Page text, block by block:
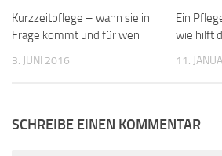
Kurzzeitpflege – wann sie in
Frage kommt und für wen
3. JUNI 2016
Ein
wie hilft
11.
SCHREIBE EINEN KOMMENTAR